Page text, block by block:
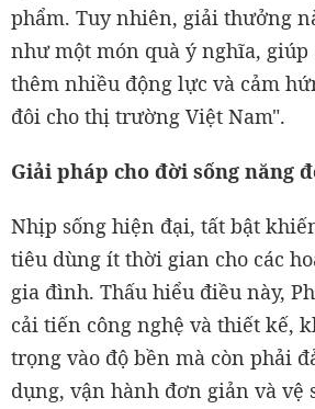
phẩm. Tuy nhiên, giải thưởng
như một món quà ý nghĩa, giúp
thêm nhiều động lực và cảm
đôi cho thị trường Việt Nam".
Giải pháp cho đời sống năng
Nhịp sống hiện đại, tất bật
tiêu dùng ít thời gian cho các
gia đình. Thấu hiểu điều này,
cải tiến công nghệ và thiết kế,
trọng vào độ bền mà còn phải
dụng, vận hành đơn giản và vệ